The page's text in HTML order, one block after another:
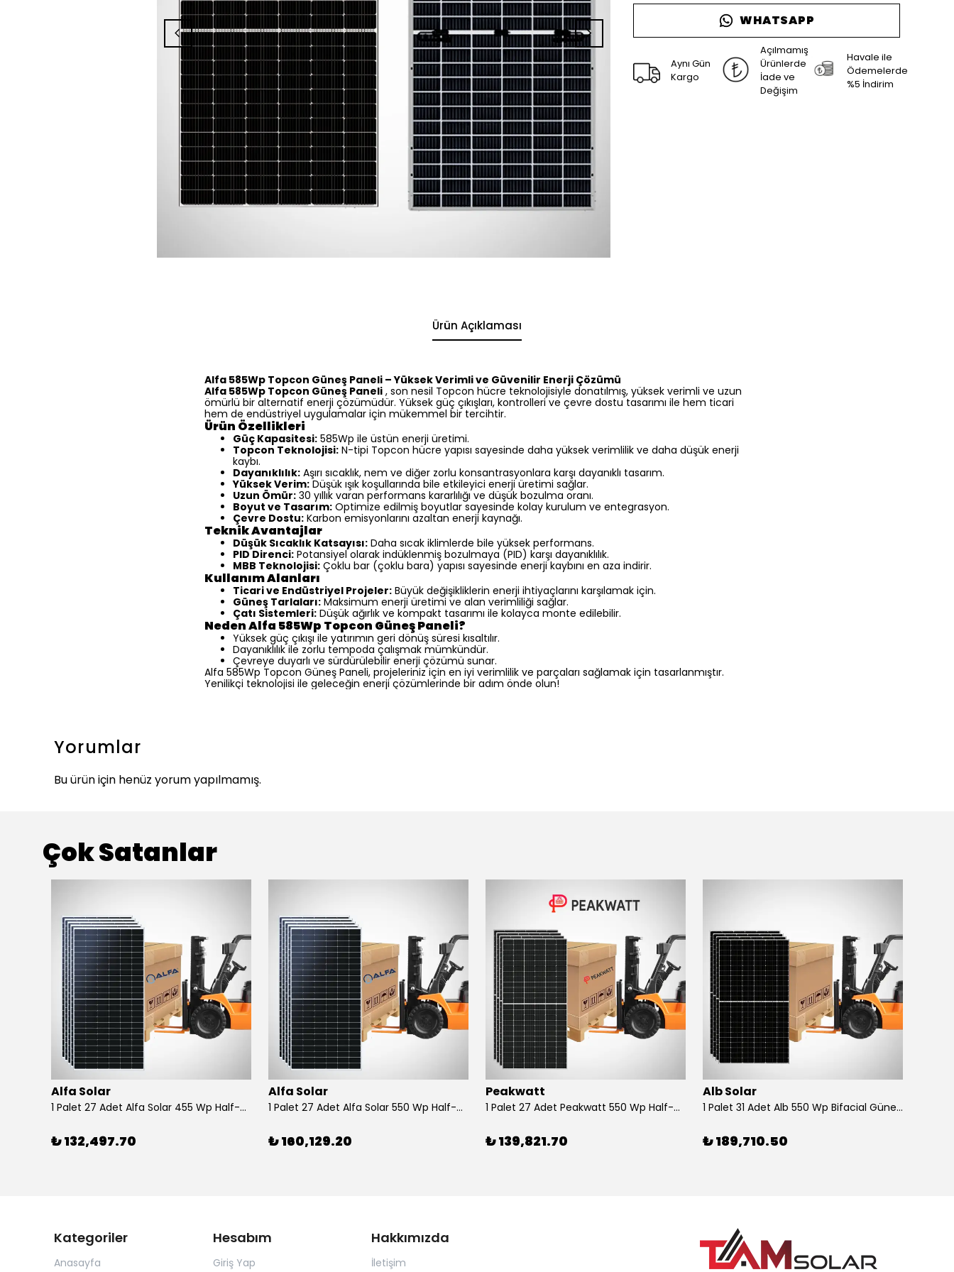
WHATSAPP
Aynı Gün
Kargo
Açılmamış
Ürünlerde
İade ve
Değişim
Havale ile
Ödemelerde
%5 İndirim
Ürün Açıklaması
Alfa 585Wp Topcon Güneş Paneli – Yüksek Verimli ve Güvenilir Enerji Çözümü
Alfa 585Wp Topcon Güneş Paneli , son nesil Topcon hücre teknolojisiyle donatılmış, yüksek verimli ve uzun
ömürlü bir alternatif enerji çözümüdür. Yüksek güç çıkışları, kontrolleri ve çevre dostu tasarımı ile hem ticari
hem de endüstriyel uygulamalar için mükemmel bir tercihtir.
Ürün Özellikleri
Güç Kapasitesi: 585Wp ile üstün enerji üretimi.
Topcon Teknolojisi: N-tipi Topcon hücre yapısı sayesinde daha yüksek verimlilik ve daha düşük enerji
kaybı.
Dayanıklılık: Aşırı sıcaklık, nem ve diğer zorlu konsantrasyonlara karşı dayanıklı tasarım.
Yüksek Verim:Düşük ışık koşullarında bile etkileyici enerji üretimi sağlar.
Uzun Ömür: 30 yıllık varan performans kararlılığı ve düşük bozulma oranı.
Boyut ve Tasarım: Optimize edilmiş boyutlar sayesinde kolay kurulum ve entegrasyon.
Çevre Dostu: Karbon emisyonlarını azaltan enerji kaynağı.
Teknik Avantajlar
Düşük Sıcaklık Katsayısı: Daha sıcak iklimlerde bile yüksek performans.
PID Direnci: Potansiyel olarak indüklenmiş bozulmaya (PID) karşı dayanıklılık.
MBB Teknolojisi: Çoklu bar (çoklu bara) yapısı sayesinde enerji kaybını en aza indirir.
Kullanım Alanları
Ticari ve Endüstriyel Projeler: Büyük değişikliklerin enerji ihtiyaçlarını karşılamak için.
Güneş Tarlaları: Maksimum enerji üretimi ve alan verimliliği sağlar.
Çatı Sistemleri: Düşük ağırlık ve kompakt tasarımı ile kolayca monte edilebilir.
Neden Alfa 585Wp Topcon Güneş Paneli?
Yüksek güç çıkışı ile yatırımın geri dönüş süresi kısaltılır.
Dayanıklılık ile zorlu tempoda çalışmak mümkündür.
Çevreye duyarlı ve sürdürülebilir enerji çözümü sunar.
Alfa 585Wp Topcon Güneş Paneli, projeleriniz için en iyi verimlilik ve parçaları sağlamak için tasarlanmıştır.
Yenilikçi teknolojisi ile geleceğin enerji çözümlerinde bir adım önde olun!
Yorumlar
Bu ürün için henüz yorum yapılmamış.
Çok Satanlar
Alfa Solar
1 Palet 27 Adet Alfa Solar 455 Wp Half-Cut Güneş Paneli
₺ 132,497.70
Alfa Solar
1 Palet 27 Adet Alfa Solar 550 Wp Half-Cut Güneş Paneli
₺ 160,129.20
Peakwatt
1 Palet 27 Adet Peakwatt 550 Wp Half-Cut Bifacial Mono Güneş Enerjisi Paneli
₺ 139,821.70
Alb Solar
1 Palet 31 Adet Alb 550 Wp Bifacial Güneş Enerjisi Paneli
₺ 189,710.50
Kategoriler
Anasayfa
Hesabım
Giriş Yap
Hakkımızda
İletişim